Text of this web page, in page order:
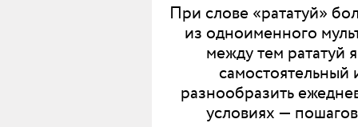
При слове «рататуй»
из одноименного
между тем рататуй
самостоятельный
разнообразить
условиях —